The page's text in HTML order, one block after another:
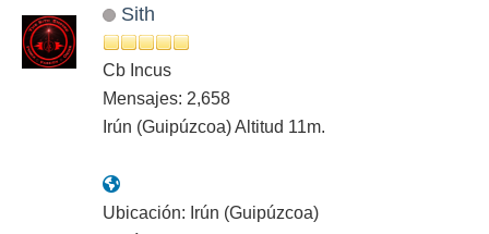
Sith
Cb Incus
Mensajes: 2,658
Irún (Guipúzcoa) Altitud 11m.
Ubicación: Irún (Guipúzcoa)